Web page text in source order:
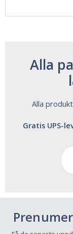
Alla
Alla
Gratis UPS-